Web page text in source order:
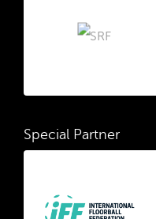
Special Partner